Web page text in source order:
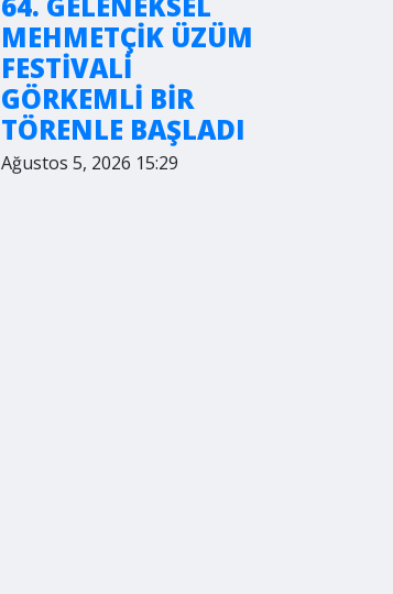
MEHMETÇİK ÜZÜM
FESTİVALİ
GÖRKEMLİ BİR
TÖRENLE BAŞLADI
Ağustos 5, 2026 15:29